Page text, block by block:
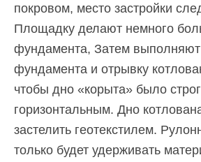
покровом, место застройки
Площадку делают немного
фундамента, Затем выполняют
фундамента и отрывку
чтобы дно «корыта» было
горизонтальным. Дно
застелить геотекстилем.
только будет удерживать